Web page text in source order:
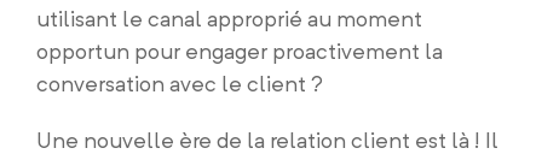
utilisant le canal approprié au moment
opportun pour engager proactivement la
conversation avec le client ?
Une nouvelle ère de la relation client est là ! Il